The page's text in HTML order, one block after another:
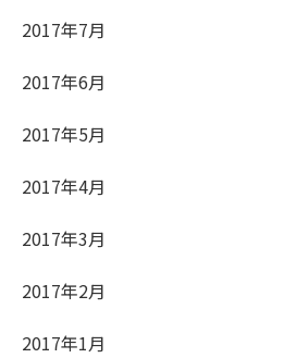
2017年7月
2017年6月
2017年5月
2017年4月
2017年3月
2017年2月
2017年1月